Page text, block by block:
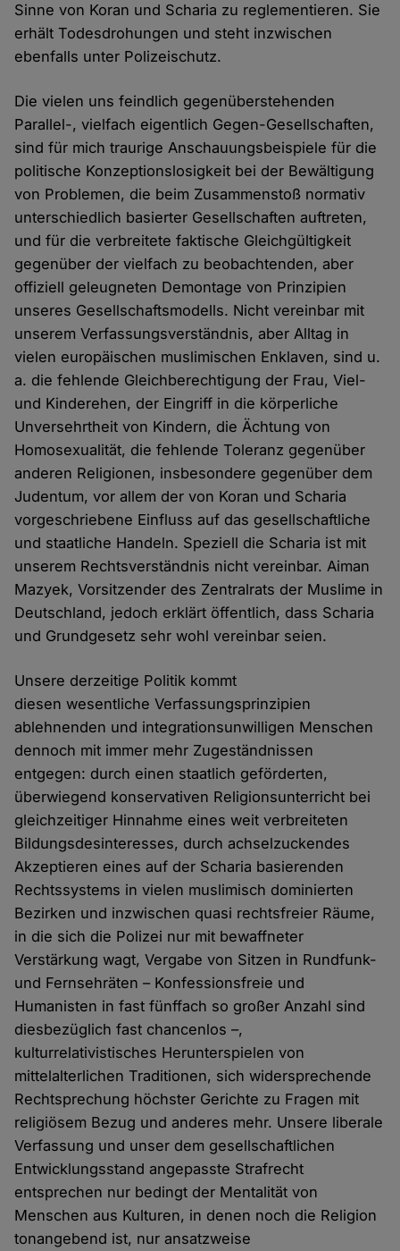
Sinne von Koran und Scharia zu reglementieren. Sie
erhält Todesdrohungen und steht inzwischen
ebenfalls unter Polizeischutz.
Die vielen uns feindlich gegenüberstehenden
Parallel-, vielfach eigentlich Gegen-Gesellschaften,
sind für mich traurige Anschauungsbeispiele für die
politische Konzeptionslosigkeit bei der Bewältigung
von Problemen, die beim Zusammenstoß normativ
unterschiedlich basierter Gesellschaften auftreten,
und für die verbreitete faktische Gleichgültigkeit
gegenüber der vielfach zu beobachtenden, aber
offiziell geleugneten Demontage von Prinzipien
unseres Gesellschaftsmodells. Nicht vereinbar mit
unserem Verfassungsverständnis, aber Alltag in
vielen europäischen muslimischen Enklaven, sind u.
a. die fehlende Gleichberechtigung der Frau, Viel-
und Kinderehen, der Eingriff in die körperliche
Unversehrtheit von Kindern, die Ächtung von
Homosexualität, die fehlende Toleranz gegenüber
anderen Religionen, insbesondere gegenüber dem
Judentum, vor allem der von Koran und Scharia
vorgeschriebene Einfluss auf das gesellschaftliche
und staatliche Handeln. Speziell die Scharia ist mit
unserem Rechtsverständnis nicht vereinbar. Aiman
Mazyek, Vorsitzender des Zentralrats der Muslime in
Deutschland, jedoch erklärt öffentlich, dass Scharia
und Grundgesetz sehr wohl vereinbar seien.
Unsere derzeitige Politik kommt
diesen wesentliche Verfassungsprinzipien
ablehnenden und integrationsunwilligen Menschen
dennoch mit immer mehr Zugeständnissen
entgegen: durch einen staatlich geförderten,
überwiegend konservativen Religionsunterricht bei
gleichzeitiger Hinnahme eines weit verbreiteten
Bildungsdesinteresses, durch achselzuckendes
Akzeptieren eines auf der Scharia basierenden
Rechtssystems in vielen muslimisch dominierten
Bezirken und inzwischen quasi rechtsfreier Räume,
in die sich die Polizei nur mit bewaffneter
Verstärkung wagt, Vergabe von Sitzen in Rundfunk-
und Fernsehräten – Konfessionsfreie und
Humanisten in fast fünffach so großer Anzahl sind
diesbezüglich fast chancenlos –,
kulturrelativistisches Herunterspielen von
mittelalterlichen Traditionen, sich widersprechende
Rechtsprechung höchster Gerichte zu Fragen mit
religiösem Bezug und anderes mehr. Unsere liberale
Verfassung und unser dem gesellschaftlichen
Entwicklungsstand angepasste Strafrecht
entsprechen nur bedingt der Mentalität von
Menschen aus Kulturen, in denen noch die Religion
tonangebend ist, nur ansatzweise